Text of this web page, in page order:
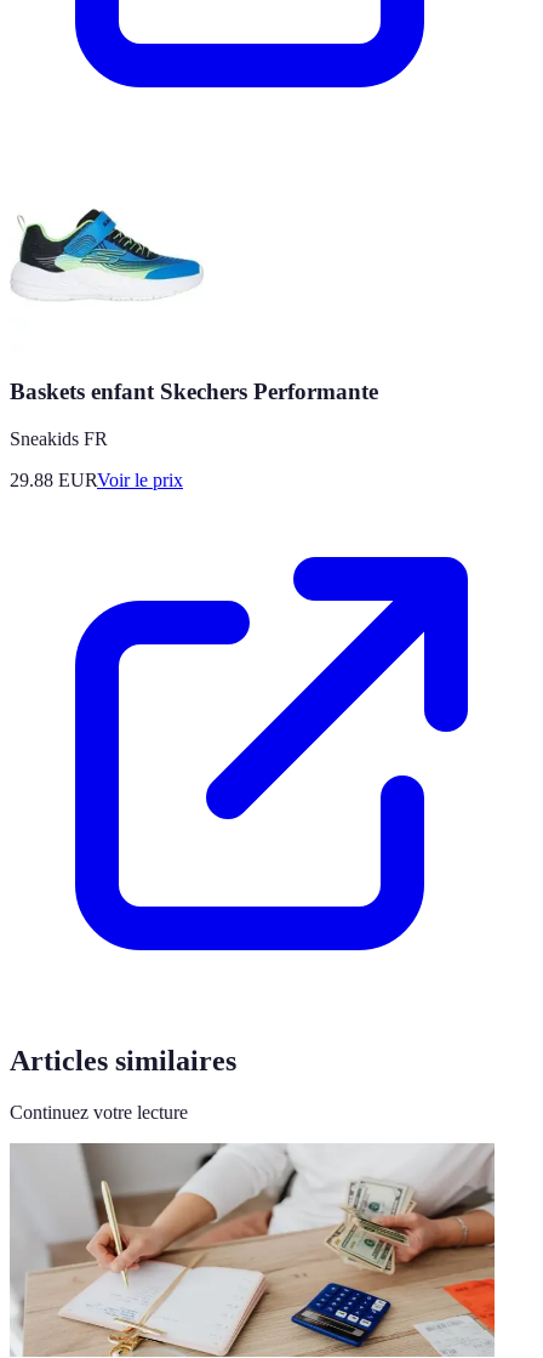
Baskets enfant Skechers Performante
Sneakids FR
29.88 EURVoir le prix
Articles similaires
Continuez votre lecture